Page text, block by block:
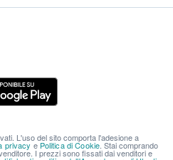
L'uso del sito comporta l'adesione a
privacy e Politica di Cookie. Stai comprando
I prezzi sono fissati dai venditori e